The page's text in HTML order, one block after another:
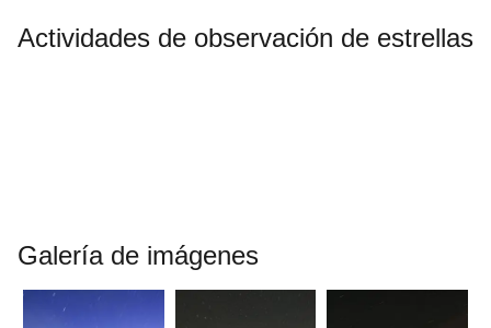
Actividades de observación de estrellas
Galería de imágenes